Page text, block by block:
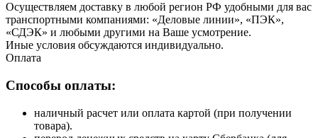
Осуществляем доставку в любой регион РФ удобными для вас
транспортными компаниями: «Деловые линии», «ПЭК»,
«СДЭК» и любыми другими на Ваше усмотрение.
Иные условия обсуждаются индивидуально.
Оплата
Способы оплаты:
наличный расчет или оплата картой (при получении
товара).